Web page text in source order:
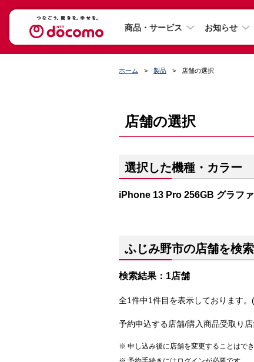
商品・サービス お知らせ
ホーム 製品 店舗の選択
店舗の選択
選択した機種・カラー
iPhone 13 Pro 256GB グラフ
ふじみ野市の店舗を検
検索結果：1店舗
全1件中1件目を表示しております。
予約申込する店舗/購入商品受取り店
申し込み後に店舗を変更することはでき